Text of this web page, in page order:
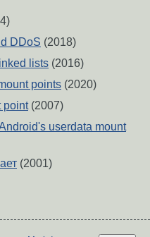
DDoS (2018)
lists (2016)
points (2020)
point(2007)
userdata mount
(2001)